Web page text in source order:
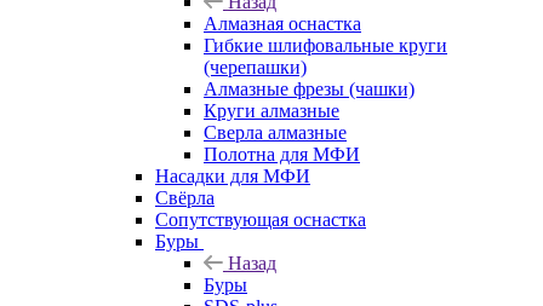
Алмазная оснастка
Гибкие шлифовальные круги
(черепашки)
Алмазные фрезы (чашки)
Круги алмазные
Сверла алмазные
Полотна для МФИ
Насадки для МФИ
Свёрла
Сопутствующая оснастка
Буры
Назад
Буры